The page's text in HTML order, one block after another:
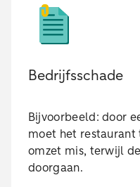
Bedrijfsschade
Bijvoorbeeld: door
moet het
omzet mis, terwijl
doorgaan.